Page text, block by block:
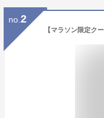
no. 2